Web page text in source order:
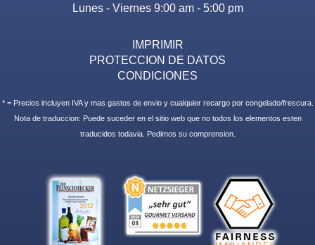
Lunes - Viernes 9:00 am - 5:00 pm
IMPRIMIR
PROTECCION DE DATOS
CONDICIONES
* = Precios incluyen IVA y mas gastos de envio y cualquier recargo por congelado/frescura.
Nota de traduccion: Puede suceder en el sitio web que no todos los elementos esten
traducidos todavia. Pedimos su comprension.